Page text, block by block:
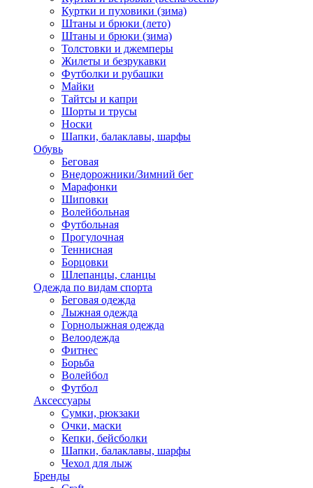
Куртки и пуховики (зима)
Штаны и брюки (лето)
Штаны и брюки (зима)
Толстовки и джемперы
Жилеты и безрукавки
Футболки и рубашки
Майки
Тайтсы и капри
Шорты и трусы
Носки
Шапки, балаклавы, шарфы
Обувь
Беговая
Внедорожники/Зимний бег
Марафонки
Шиповки
Волейбольная
Футбольная
Прогулочная
Теннисная
Борцовки
Шлепанцы, сланцы
Одежда по видам спорта
Беговая одежда
Лыжная одежда
Горнолыжная одежда
Велоодежда
Фитнес
Борьба
Волейбол
Футбол
Аксессуары
Сумки, рюкзаки
Очки, маски
Кепки, бейсболки
Шапки, балаклавы, шарфы
Чехол для лыж
Бренды